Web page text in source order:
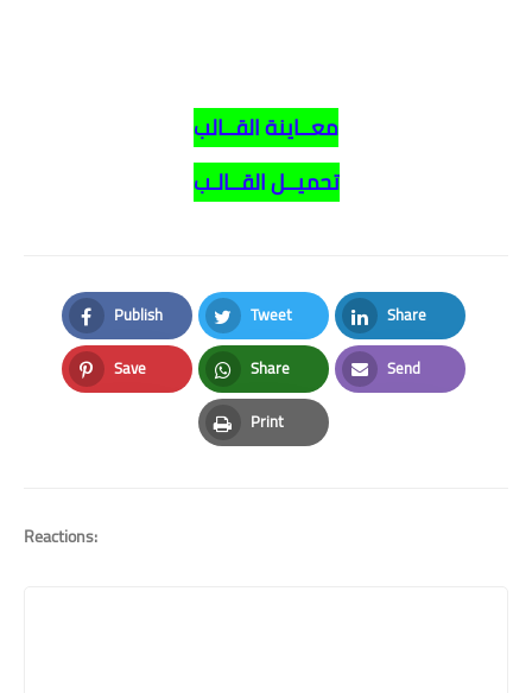
معــاينة القــالب
تحميــل القــالـب
Publish
Facebook
Tweet
Twitter
Share
LinkedIn
Save
Pinterest
Share
Whatsapp
Send
Email
Print
Print
Reactions: